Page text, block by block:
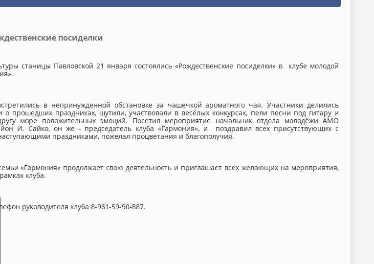
посиделки
станицы Павловской 21 января состоялись «Рождественские посиделки» в клубе молодой
в непринужденной обстановке за чашечкой ароматного чая. Участники делились
о прошедших праздниках, шутили, участвовали в весёлых конкурсах, пели песни под гитару и
море положительных эмоций. Посетил мероприятие начальник отдела молодёжи АМО
И. Сайко, он же - председатель клуба «Гармония», и поздравил всех присутствующих с
праздниками, пожелал процветания и благополучия.
«Гармония» продолжает свою деятельность и приглашает всех желающих на мероприятия,
клуба.
руководителя клуба 8-961-59-90-887.